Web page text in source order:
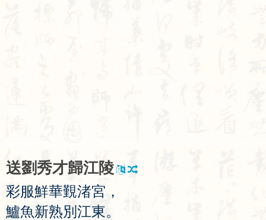
送劉秀才歸江陵
彩服鮮華覲渚宮 ，
鱸魚新熟別 江東。